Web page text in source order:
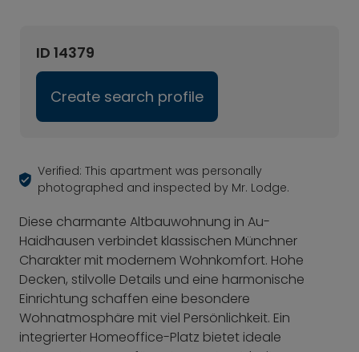
ID 14379
Create search profile
Verified: This apartment was personally
photographed and inspected by Mr. Lodge.
Diese charmante Altbauwohnung in Au-
Haidhausen verbindet klassischen Münchner
Charakter mit modernem Wohnkomfort. Hohe
Decken, stilvolle Details und eine harmonische
Einrichtung schaffen eine besondere
Wohnatmosphäre mit viel Persönlichkeit. Ein
integrierter Homeoffice-Platz bietet ideale